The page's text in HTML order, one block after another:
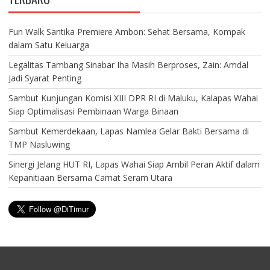
Fun Walk Santika Premiere Ambon: Sehat Bersama, Kompak
dalam Satu Keluarga
Legalitas Tambang Sinabar Iha Masih Berproses, Zain: Amdal
Jadi Syarat Penting
Sambut Kunjungan Komisi XIII DPR RI di Maluku, Kalapas Wahai
Siap Optimalisasi Pembinaan Warga Binaan
Sambut Kemerdekaan, Lapas Namlea Gelar Bakti Bersama di
TMP Nasluwing
Sinergi Jelang HUT RI, Lapas Wahai Siap Ambil Peran Aktif dalam
Kepanitiaan Bersama Camat Seram Utara